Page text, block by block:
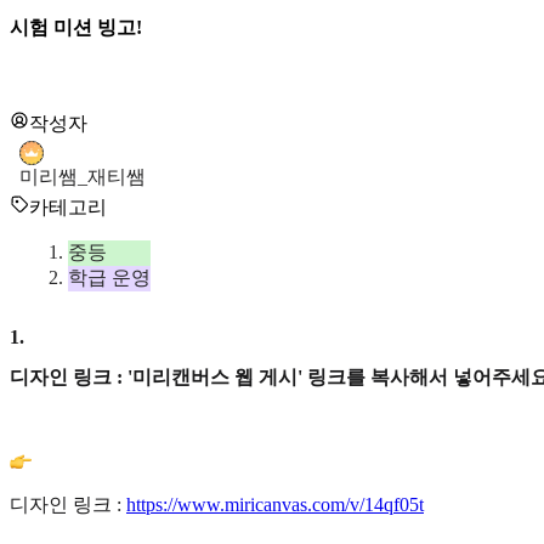
시험 미션 빙고!
작성자
미리쌤_재티쌤
카테고리
중등
학급 운영
1.
디자인 링크 : '미리캔버스 웹 게시' 링크를 복사해서 넣어주세
디자인 링크 : https://www.miricanvas.com/v/14qf05t